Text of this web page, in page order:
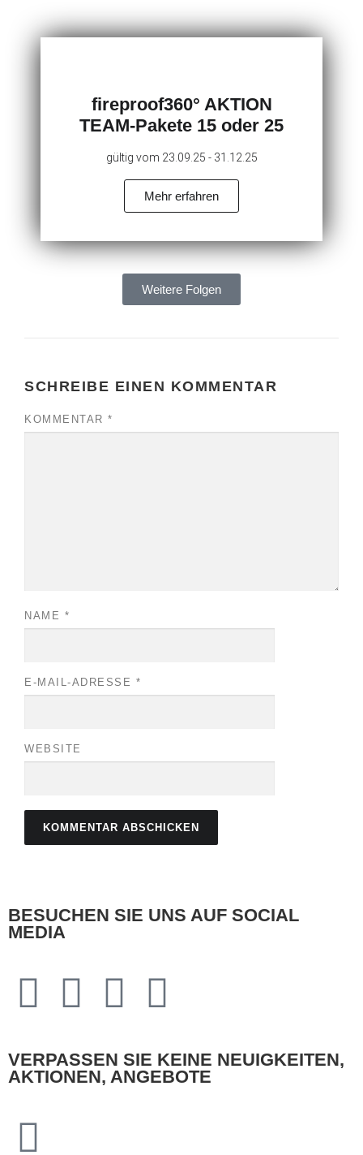
fireproof360° AKTION
TEAM-Pakete 15 oder 25​
gültig vom 23.09.25 - 31.12.25
Mehr erfahren
Weitere Folgen
SCHREIBE EINEN KOMMENTAR
KOMMENTAR *
NAME *
E-MAIL-ADRESSE *
WEBSITE
BESUCHEN SIE UNS AUF SOCIAL
MEDIA
VERPASSEN SIE KEINE NEUIGKEITEN,
AKTIONEN, ANGEBOTE